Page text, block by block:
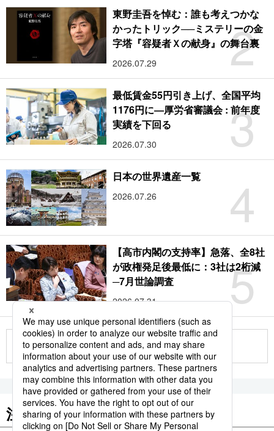
2
東野圭吾を悼む：誰も考えつかな
かったトリック──ミステリーの金
字塔『容疑者Ｘの献身』の舞台裏
2026.07.29
3
最低賃金55円引き上げ、全国平均
1176円に―厚労省審議会 : 前年度
実績を下回る
2026.07.30
4
日本の世界遺産一覧
2026.07.26
5
【高市内閣の支持率】急落、全8社
が政権発足後最低に：3社は2桁減
─7月世論調査
2026.07.31
もっと見る
注目のキーワード